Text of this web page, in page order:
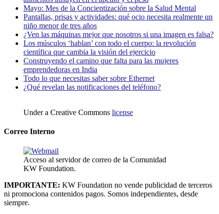
Mayo: Mes de la Concientización sobre la Salud Mental
Pantallas, prisas y actividades: qué ocio necesita realmente un
niño menor de tres años
¿Ven las máquinas mejor que nosotros si una imagen es falsa?
Los músculos ‘hablan’ con todo el cuerpo: la revolución
científica que cambia la visión del ejercicio
Construyendo el camino que falta para las mujeres
emprendedoras en India
Todo lo que necesitas saber sobre Ethernet
¿Qué revelan las notificaciones del teléfono?
Under a Creative Commons license
Correo Interno
Acceso al servidor de correo de la Comunidad
KW Foundation.
IMPORTANTE: KW Foundation no vende publicidad de terceros
ni promociona contenidos pagos. Somos independientes, desde
siempre.